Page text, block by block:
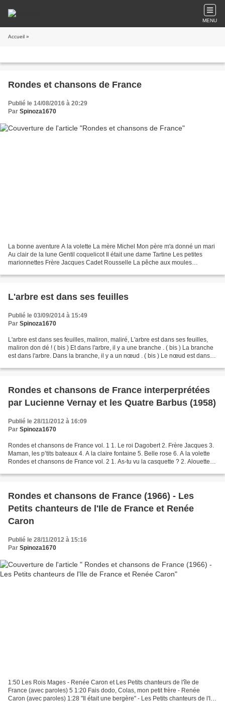
MENU
Accueil »
Rondes et chansons de France
Publié le 14/08/2016 à 20:29
Par Spinoza1670
La bonne aventure A la volette La mère Michel Mon père m'a donné un mari
Au clair de la lune Gentil coquelicot Il était une dame Tartine Les petites
marionnettes Frère Jacques Cadet Rousselle La pêche aux moules
L'arbre est dans ses feuilles
Publié le 03/09/2014 à 15:49
Par Spinoza1670
L'arbre est dans ses feuilles, maliron, maliré, L'arbre est dans ses feuilles,
maliron don dé ! ( bis ) Et dans l'arbre, il y a une branche . ( bis ) La branche
est dans l'arbre. Dans la branche, il y a un nœud . ( bis ) Le nœud est dans la
Rondes et chansons de France interperprétées
par Lucienne Vernay et les Quatre Barbus (1958)
Publié le 28/11/2012 à 16:09
Par Spinoza1670
Rondes et chansons de France vol. 1 1. Le roi Dagobert 2. Frère Jacques 3.
Maman, les p’tits bateaux 4. A la claire fontaine 5. Belle rose 6. A la volette
Rondes et chansons de France vol. 2 1. As-tu vu la casquette ? 2. Alouette,
Rondes et chansons de France (1966) - Les
Petits chanteurs de l'Ile de France et Renée
Caron
Publié le 28/11/2012 à 15:16
Par Spinoza1670
1:50 Les Rois Mages - Renée Caron et Les Petits chanteurs de l'île de
France (avec paroles) 5 1:20 Fais dodo, Colas, mon petit frère - Renée
Caron (avec paroles) 1:28 "Il était une bergère" - Les Petits chanteurs de l'Ile